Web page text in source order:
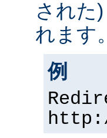
された
れます。
例